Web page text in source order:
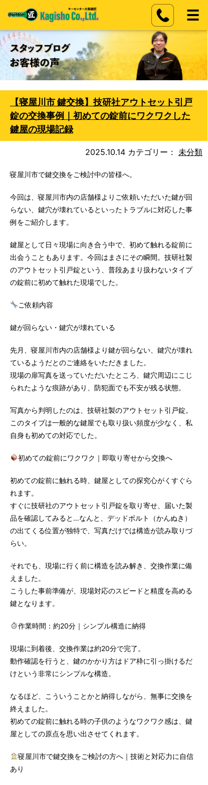
【寝屋川市 鍵交換】技研社アウトセット引戸
錠の交換事例｜初めての錠前にワクワクした
鍵屋の現場記録
2025.10.14 カテゴリー： 未分類
寝屋川市で鍵交換をご検討中の皆様へ。
今回は、寝屋川市内の店舗様よりご依頼いただいた鍵が回
らない、鍵穴が壊れているといったトラブルに対応した事
例をご紹介します。
鍵屋として日々現場に向き合う中で、初めて触れる錠前に
出会うこともあります。今回はまさにその瞬間。技研社製
のアウトセット引戸錠という、普段あまり扱わないタイプ
の錠前に初めて触れた現場でした。
ご依頼内容
鍵が回らない・鍵穴が壊れている
先月、寝屋川市内の店舗様より鍵が回らない、鍵穴が壊れ
ているようだとのご連絡をいただきました。
現場の扉写真を送っていただいたところ、鍵穴周辺にこじ
られたような痕跡があり、防犯面でも不安が残る状態。
写真から判明したのは、技研社製のアウトセット引戸錠。
このタイプは一般的な鍵屋でも取り扱い頻度が少なく、私
自身も初めての対応でした。
初めての錠前にワクワク｜即取り寄せから交換へ
初めての錠前に触れる時、鍵屋としての探究心がくすぐら
れます。
すぐに技研社のアウトセット引戸錠を取り寄せ、届いた製
品を確認してみると…なんと、デッドボルト（かんぬき）
の出てくる位置が独特で、写真だけでは構造が読み取りづ
らい。
それでも、現場に行く前に構造を読み解き、交換作業に備
えました。
こうした事前準備が、現場対応のスピードと精度を高める
鍵となります。
作業時間：約20分｜シンプル構造に納得
現場に到着後、交換作業は約20分で完了。
動作確認を行うと、鍵のかかり方はドア枠に引っ掛けるだ
けという非常にシンプルな構造。
なるほど、こういうことかと納得しながら、無事に交換を
終えました。
初めての錠前に触れる時の子供のようなワクワク感は、鍵
屋としての原点を思い出させてくれます。
寝屋川市で鍵交換をご検討の方へ｜技術と対応力に自信
あり